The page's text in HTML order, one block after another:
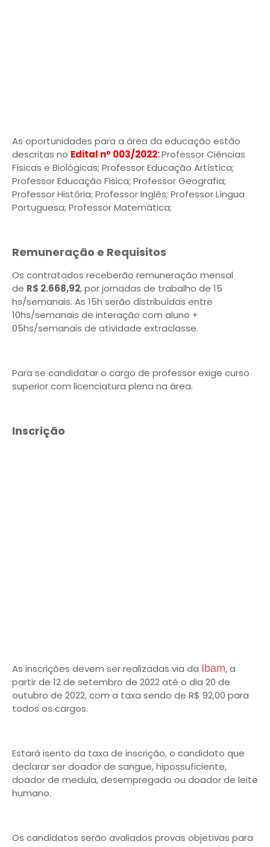
As oportunidades para a área da educação estão
descritas no Edital nº 003/2022:Professor Ciências
Físicas e Biológicas; Professor Educação Artística;
Professor Educação Física; Professor Geografia;
Professor História; Professor Inglês; Professor Língua
Portuguesa; Professor Matemática;
Remuneração e Requisitos
Os contratados receberão remuneração mensal
de R$ 2.668,92, por jornadas de trabalho de 15
hs/semanais. As 15h serão distribuídas entre
10hs/semanais de interação com aluno +
05hs/semanais de atividade extraclasse.
Para se candidatar o cargo de professor exige curso
superior com licenciatura plena na área.
Inscrição
As inscrições devem ser realizadas via da Ibam, a
partir de 12 de setembro de 2022 até o dia 20 de
outubro de 2022, com a taxa sendo de R$ 92,00 para
todos os cargos.
Estará isento da taxa de inscrição, o candidato que
declarar ser doador de sangue, hipossuficiente,
doador de medula, desempregado ou doador de leite
humano.
Os candidatos serão avaliados provas objetivas para